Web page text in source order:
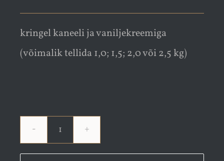
kringel kaneeli ja vaniljekreemiga
(võimalik tellida 1,0; 1,5; 2,0 või 2,5 kg)